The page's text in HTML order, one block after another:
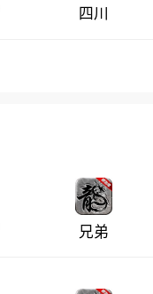
四川
兄弟